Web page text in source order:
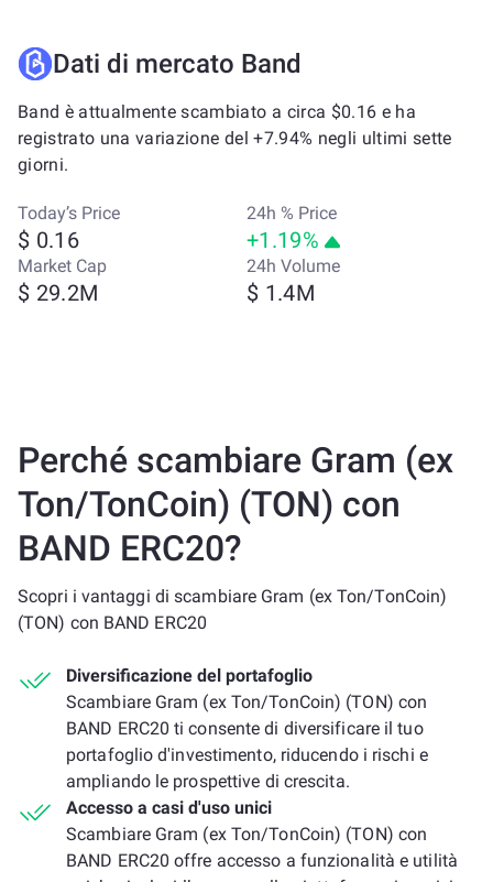
Dati di mercato Band
Band è attualmente scambiato a circa $0.16 e ha
registrato una variazione del +7.94% negli ultimi sette
giorni.
Today’s Price
$ 0.16
24h % Price
+1.19%
Market Cap
$ 29.2M
24h Volume
$ 1.4M
Perché scambiare Gram (ex
Ton/TonCoin) (TON) con
BAND ERC20?
Scopri i vantaggi di scambiare Gram (ex Ton/TonCoin)
(TON) con BAND ERC20
Diversificazione del portafoglio
Scambiare Gram (ex Ton/TonCoin) (TON) con
BAND ERC20 ti consente di diversificare il tuo
portafoglio d'investimento, riducendo i rischi e
ampliando le prospettive di crescita.
Accesso a casi d'uso unici
Scambiare Gram (ex Ton/TonCoin) (TON) con
BAND ERC20 offre accesso a funzionalità e utilità